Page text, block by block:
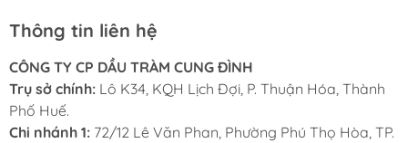
Thông tin liên hệ
CÔNG TY CP DẦU TRÀM CUNG ĐÌNH
Trụ sở chính: Lô K34, KQH Lịch Đợi, P. Thuận Hóa, Thành
Phố Huế.
Chi nhánh 1: 72/12 Lê Văn Phan, Phường Phú Thọ Hòa, TP.